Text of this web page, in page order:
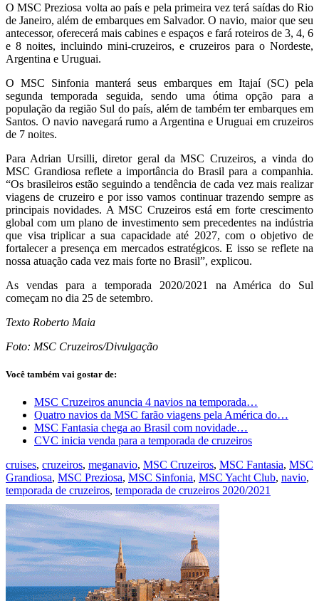
O MSC Preziosa volta ao país e pela primeira vez terá saídas do Rio
de Janeiro, além de embarques em Salvador. O navio, maior que seu
antecessor, oferecerá mais cabines e espaços e fará roteiros de 3, 4, 6
e 8 noites, incluindo mini-cruzeiros, e cruzeiros para o Nordeste,
Argentina e Uruguai.
O MSC Sinfonia manterá seus embarques em Itajaí (SC) pela
segunda temporada seguida, sendo uma ótima opção para a
população da região Sul do país, além de também ter embarques em
Santos. O navio navegará rumo a Argentina e Uruguai em cruzeiros
de 7 noites.
Para Adrian Ursilli, diretor geral da MSC Cruzeiros, a vinda do
MSC Grandiosa reflete a importância do Brasil para a companhia.
“Os brasileiros estão seguindo a tendência de cada vez mais realizar
viagens de cruzeiro e por isso vamos continuar trazendo sempre as
principais novidades. A MSC Cruzeiros está em forte crescimento
global com um plano de investimento sem precedentes na indústria
que visa triplicar a sua capacidade até 2027, com o objetivo de
fortalecer a presença em mercados estratégicos. E isso se reflete na
nossa atuação cada vez mais forte no Brasil”, explicou.
As vendas para a temporada 2020/2021 na América do Sul
começam no dia 25 de setembro.
Texto Roberto Maia
Foto: MSC Cruzeiros/Divulgação
Você também vai gostar de:
MSC Cruzeiros anuncia 4 navios na temporada…
Quatro navios da MSC farão viagens pela América do…
MSC Fantasia chega ao Brasil com novidade…
CVC inicia venda para a temporada de cruzeiros
cruises, cruzeiros, meganavio, MSC Cruzeiros, MSC Fantasia, MSC
Grandiosa, MSC Preziosa, MSC Sinfonia, MSC Yacht Club, navio,
temporada de cruzeiros, temporada de cruzeiros 2020/2021